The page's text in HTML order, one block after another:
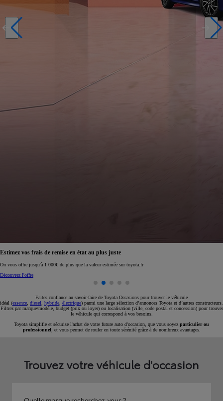
Réservez en ligne votre occasion pour 1€ seulement
Réservez en ligne
Faites confiance au savoir-faire de Toyota Occasions pour trouver le véhicule
idéal (essence diesel hybride électrique) parmi une large sélection d’annonces Toyota et d’autres constructeurs.
Filtrez par marque/modèle, budget (prix ou loyer) ou localisation (ville, code postal et concession) pour trouver
le véhicule qui correspond à vos besoins.
Toyota simplifie et sécurise l'achat de votre future auto d'occasion, que vous soyez particulier ou
professionnel , et vous permet de rouler en toute sérénité grâce à de nombreux avantages.
Trouvez votre véhicule d'occasion